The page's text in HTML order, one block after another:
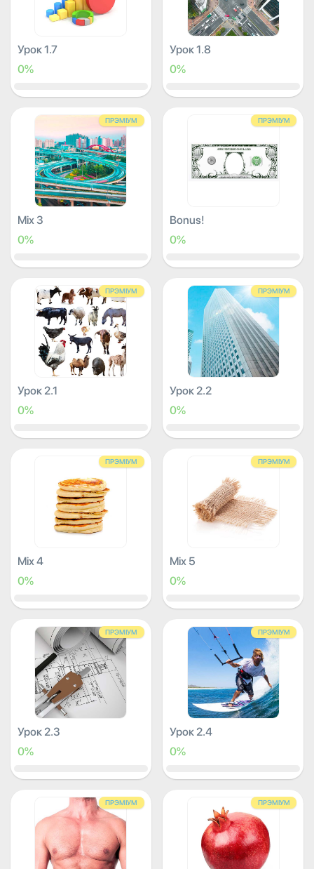
Урок 1.7
0%
Урок 1.8
0%
ПРЭМІУМ
Mix 3
0%
ПРЭМІУМ
Bonus!
0%
ПРЭМІУМ
Урок 2.1
0%
ПРЭМІУМ
Урок 2.2
0%
ПРЭМІУМ
Mix 4
0%
ПРЭМІУМ
Mix 5
0%
ПРЭМІУМ
Урок 2.3
0%
ПРЭМІУМ
Урок 2.4
0%
ПРЭМІУМ ПРЭМІУМ